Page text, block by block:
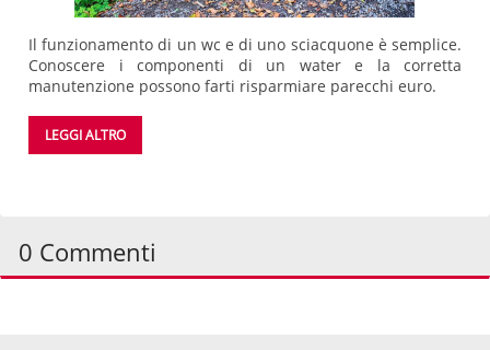
Il funzionamento di un wc e di uno sciacquone è semplice.
Conoscere i componenti di un water e la corretta
manutenzione possono farti risparmiare parecchi euro.
LEGGI ALTRO
0 Commenti